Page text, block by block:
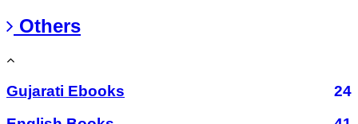
Others
Gujarati Ebooks
24